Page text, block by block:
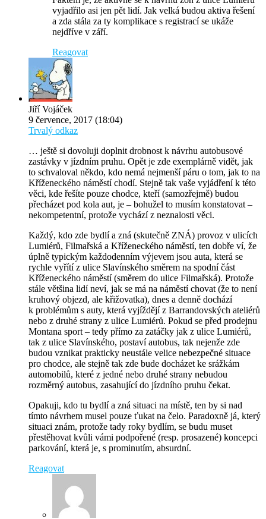
vyjadřilo asi jen pět lidí. Jak velká budou aktiva řešení
a zda stála za ty komplikace s registrací se ukáže
nejdříve v září.
Reagovat
Jiří Vojáček
9 července, 2017 (18:04)
Trvalý odkaz
… ještě si dovoluji doplnit drobnost k návrhu autobusové
zastávky v jízdním pruhu. Opět je zde exemplárně vidět, jak
to schvaloval někdo, kdo nemá nejmenší páru o tom, jak to na
Kříženeckého náměstí chodí. Stejně tak vaše vyjádření k této
věci, kde řešíte pouze chodce, kteří (samozřejmě) budou
přecházet pod kola aut, je – bohužel to musím konstatovat –
nekompetentní, protože vychází z neznalosti věci.
Každý, kdo zde bydlí a zná (skutečně ZNÁ) provoz v ulicích
Lumiérů, Filmařská a Kříženeckého náměstí, ten dobře ví, že
úplně typickým každodenním výjevem jsou auta, která se
rychle vyřítí z ulice Slavínského směrem na spodní část
Kříženeckého náměstí (směrem do ulice Filmařská). Protože
stále většina lidí neví, jak se má na náměstí chovat (že to není
kruhový objezd, ale křižovatka), dnes a denně dochází
k problémům s auty, která vyjíždějí z Barrandovských ateliérů
nebo z druhé strany z ulice Lumiérů. Pokud se před prodejnu
Montana sport – tedy přímo za zatáčky jak z ulice Lumiérů,
tak z ulice Slavínského, postaví autobus, tak nejenže zde
budou vznikat prakticky neustále velice nebezpečné situace
pro chodce, ale stejně tak zde bude docházet ke srážkám
automobilů, které z jedné nebo druhé strany nebudou
rozměrný autobus, zasahující do jízdního pruhu čekat.
Opakuji, kdo tu bydlí a zná situaci na místě, ten by si nad
tímto návrhem musel pouze ťukat na čelo. Paradoxně já, který
situaci znám, protože tady roky bydlím, se budu muset
přestěhovat kvůli vámi podpořené (resp. prosazené) koncepci
parkování, která je, s prominutím, absurdní.
Reagovat